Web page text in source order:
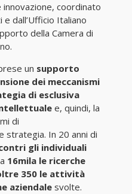
coordinato
dall’Ufficio Italiano
della Camera di
un supporto
dei meccanismi
di esclusiva
e, quindi, la
di
strategia. In 20 anni di
gli individuali
16mila le ricerche
350 le attività
aziendalesvolte.